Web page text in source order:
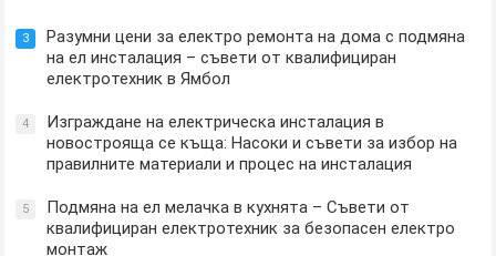
3
Разумни цени за електро ремонта на дома с подмяна
на ел инсталация – съвети от квалифициран
електротехник в Ямбол
4
Изграждане на електрическа инсталация в
новострояща се къща: Насоки и съвети за избор на
правилните материали и процес на инсталация
5
Подмяна на ел мелачка в кухнята – Съвети от
квалифициран електротехник за безопасен електро
монтаж